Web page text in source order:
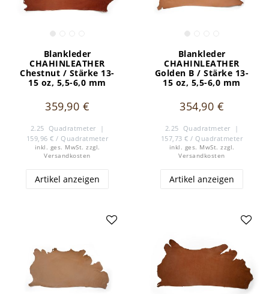
Blankleder
CHAHINLEATHER
Chestnut / Stärke 13-
15 oz, 5,5-6,0 mm
359,90 €
2.25 Quadratmeter
|
159,96 € / Quadratmeter
inkl. ges. MwSt. zzgl.
Versandkosten
Artikel anzeigen
Blankleder
CHAHINLEATHER
Golden B / Stärke 13-
15 oz, 5,5-6,0 mm
354,90 €
2.25 Quadratmeter
|
157,73 € / Quadratmeter
inkl. ges. MwSt. zzgl.
Versandkosten
Artikel anzeigen